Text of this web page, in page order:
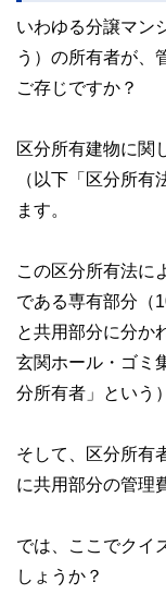
いわゆる分譲マン
う）の所有者が、
ご存じですか？
区分所有建物に関
（以下「区分所
ます。
この区分所有法に
である専有部分（
と共用部分に分か
玄関ホール・ゴミ
分所有者」という
そして、区分所有
に共用部分の管理
では、ここでクイ
しょうか？